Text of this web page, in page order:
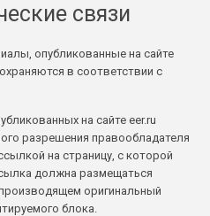
связи
опубликованные на сайте
в соответствии с
на сайте eer.ru
разрешения правообладателя
на страницу, с которой
должна размещаться
оригинальный
блока.